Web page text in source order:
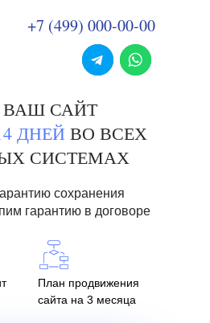
САЙТ
ДНЕЙ ВО ВСЕХ
СИСТЕМАХ
сохранения
гарантию в договоре
+7 (499) 000-00-00
План продвижения
сайта на 3 месяца